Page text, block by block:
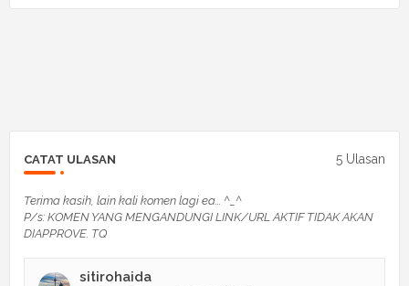
CATAT ULASAN 5 Ulasan
Terima kasih, lain kali komen lagi ea... ^_^
P/s: KOMEN YANG MENGANDUNGI LINK/URL AKTIF TIDAK AKAN
DIAPPROVE. TQ
sitirohaida